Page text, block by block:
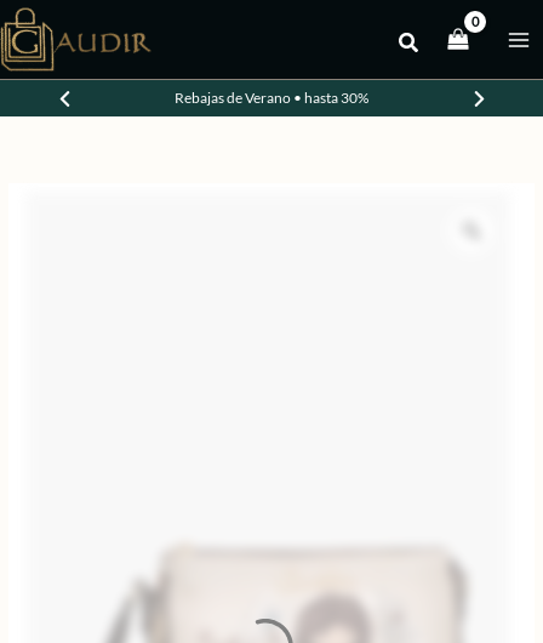
al
contenido
Rebajas de Verano • hasta 30%